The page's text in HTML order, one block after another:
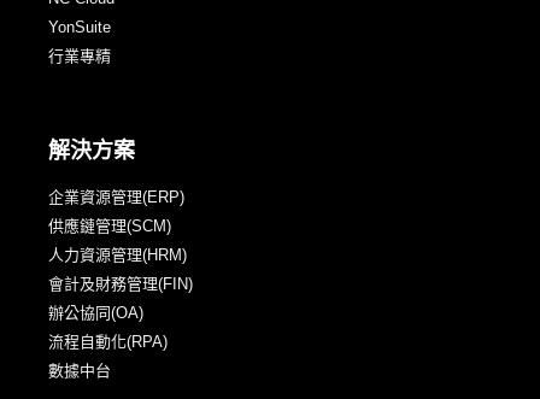
YonSuite
行業專精
解決方案
企業資源管理(ERP)
供應鏈管理(SCM)
人力資源管理(HRM)
會計及財務管理(FIN)
辦公協同(OA)
流程自動化(RPA)
數據中台